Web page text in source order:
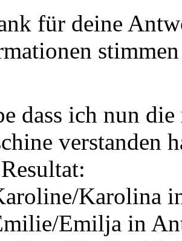
für deine
dass ich nun
verstanden
Karolina
Emilja in